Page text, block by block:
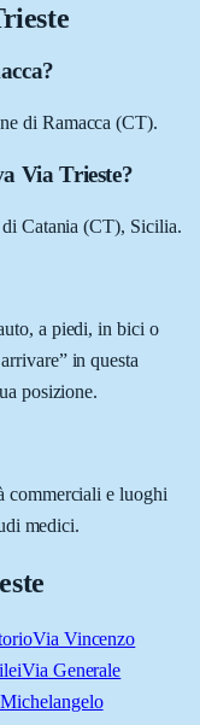
di Ramacca (CT).
Via Trieste?
Catania (CT), Sicilia.
a piedi, in bici o
in questa
posizione.
commerciali e luoghi
medici.
Via Vincenzo
Via Generale